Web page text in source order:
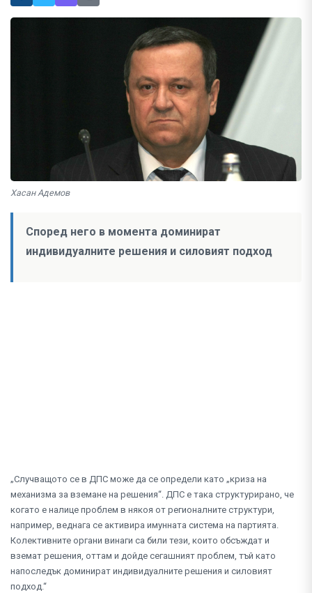
Хасан Адемов
Според него в момента доминират
индивидуалните решения и силовият подход
„Случващото се в ДПС може да се определи като „криза на
механизма за вземане на решения“. ДПС е така структурирано, че
когато е налице проблем в някоя от регионалните структури,
например, веднага се активира имунната система на партията.
Колективните органи винаги са били тези, които обсъждат и
вземат решения, оттам и дойде сегашният проблем, тъй като
напоследък доминират индивидуалните решения и силовият
подход.“